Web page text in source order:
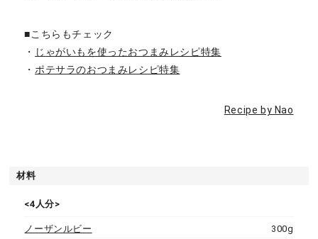
■こちらもチェック
・ じゃがいもを使ったおつまみレシピ特集
・ ポテサラのおつまみレシピ特集
Recipe by Nao
材料
<4人分>
ノーザンルビー
300g